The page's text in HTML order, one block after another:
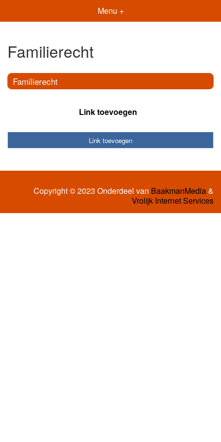
Menu +
Familierecht
Familierecht
Link toevoegen
Link toevoegen
Copyright © 2023 Onderdeel van BaakmanMedia&
Vrolijk Internet Services